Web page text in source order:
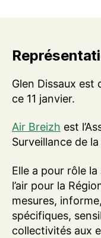
Glen Dissaux est
ce 11 janvier.
Air Breizh est
Surveillance de
Elle a pour rôle
l’air pour la
mesures,
spécifiques,
collectivités aux